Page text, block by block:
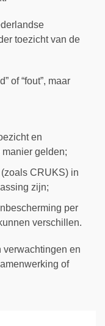
toezicht van de
of “fout”, maar
en
gelden;
CRUKS) in
zijn;
per
verschillen.
verwachtingen en
of